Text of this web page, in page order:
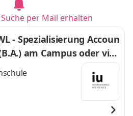
per Mail erhalten
- Spezialisierung Accoun
am Campus oder virt